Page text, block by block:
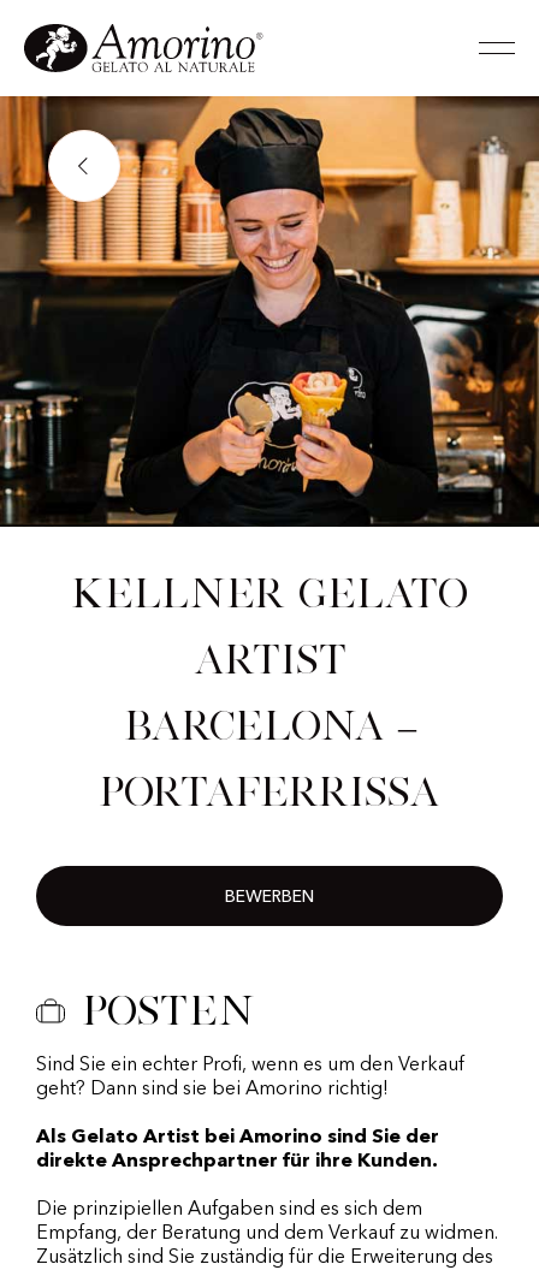
Kellner Gelato
Artist
Barcelona –
Portaferrissa
BEWERBEN
Posten
Sind Sie ein echter Profi, wenn es um den Verkauf
geht? Dann sind sie bei Amorino richtig!
Als Gelato Artist bei Amorino sind Sie der
direkte Ansprechpartner für ihre Kunden.
Die prinzipiellen Aufgaben sind es sich dem
Empfang, der Beratung und dem Verkauf zu widmen.
Zusätzlich sind Sie zuständig für die Erweiterung des